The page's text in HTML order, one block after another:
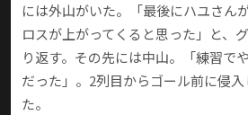
には外山がいた。「最後にハユさん
ロスが上がってくると思った」と、
り返す。その先には中山。「練習で
だった」。2列目からゴール前に侵
た。